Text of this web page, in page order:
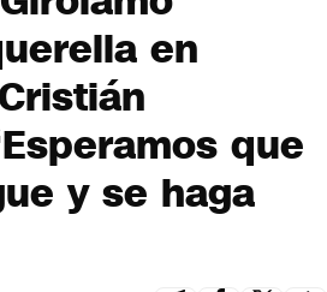
en
que
y se haga